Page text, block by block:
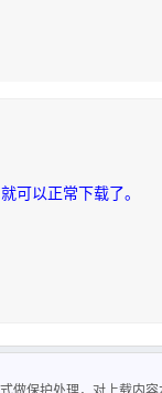
可以正常下载了。